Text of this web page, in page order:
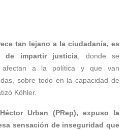
tan lejano a la ciudadanía, es
de impartir justicia, donde se
afectan a la política y que van
sobre todo en la capacidad de
Köhler.
Urban (PRep), expuso la
sensación de inseguridad que